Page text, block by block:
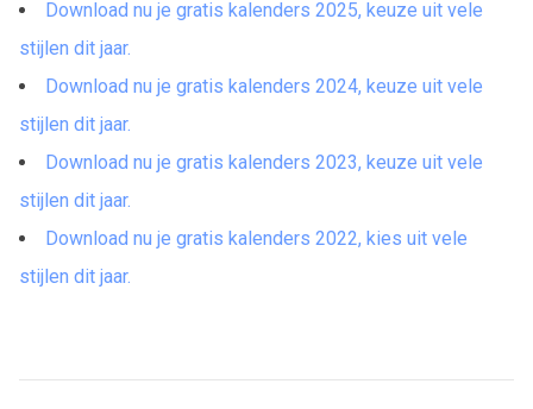
Download nu je gratis kalenders 2025, keuze uit vele
stijlen dit jaar.
Download nu je gratis kalenders 2024, keuze uit vele
stijlen dit jaar.
Download nu je gratis kalenders 2023, keuze uit vele
stijlen dit jaar.
Download nu je gratis kalenders 2022, kies uit vele
stijlen dit jaar.